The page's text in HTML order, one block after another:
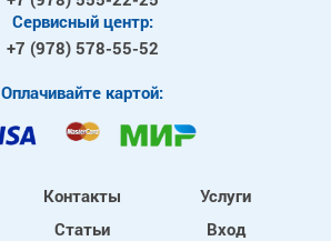
Сервисный центр:
+7 (978) 578-55-52
Оплачивайте картой:
Контакты
Статьи
Услуги
Вход